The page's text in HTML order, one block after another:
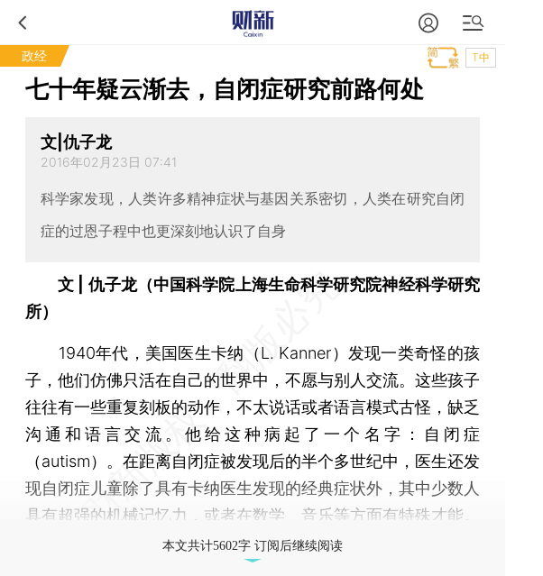
政经 T中
七十年疑云渐去，自闭症研究前路何处
文|仇子龙
2016年02月23日 07:41
科学家发现，人类许多精神症状与基因关系密切，人类在研究自闭
症的过恩子程中也更深刻地认识了自身
文 | 仇子龙（中国科学院上海生命科学研究院神经科学研究
所）
1940年代，美国医生卡纳（L. Kanner）发现一类奇怪的孩
子，他们仿佛只活在自己的世界中，不愿与别人交流。这些孩子
往往有一些重复刻板的动作，不太说话或者语言模式古怪，缺乏
沟通和语言交流。他给这种病起了一个名字：自闭症
（autism）。在距离自闭症被发现后的半个多世纪中，医生还发
现自闭症儿童除了具有卡纳医生发现的经典症状外，其中少数人
具有超强的机械记忆力，或者在数学、音乐等方面有特殊才能。
本文共计5602字 订阅后继续阅读